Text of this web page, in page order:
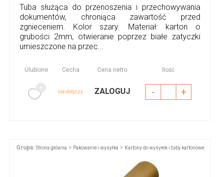
Tuba służąca do przenoszenia i przechowywania
dokumentów, chroniąca zawartość przed
zgnieceniem. Kolor szary. Materiał: karton o
grubości 2mm, otwieranie poprzez białe zatyczki
umieszczone na przec...
Ulubione Cecha Cena netto Ilość
nie dotyczy ZALOGUJ - +
Grupa: Strona główna > Pakowanie i wysyłka > Kartony do wysyłek i tuby kartonowe